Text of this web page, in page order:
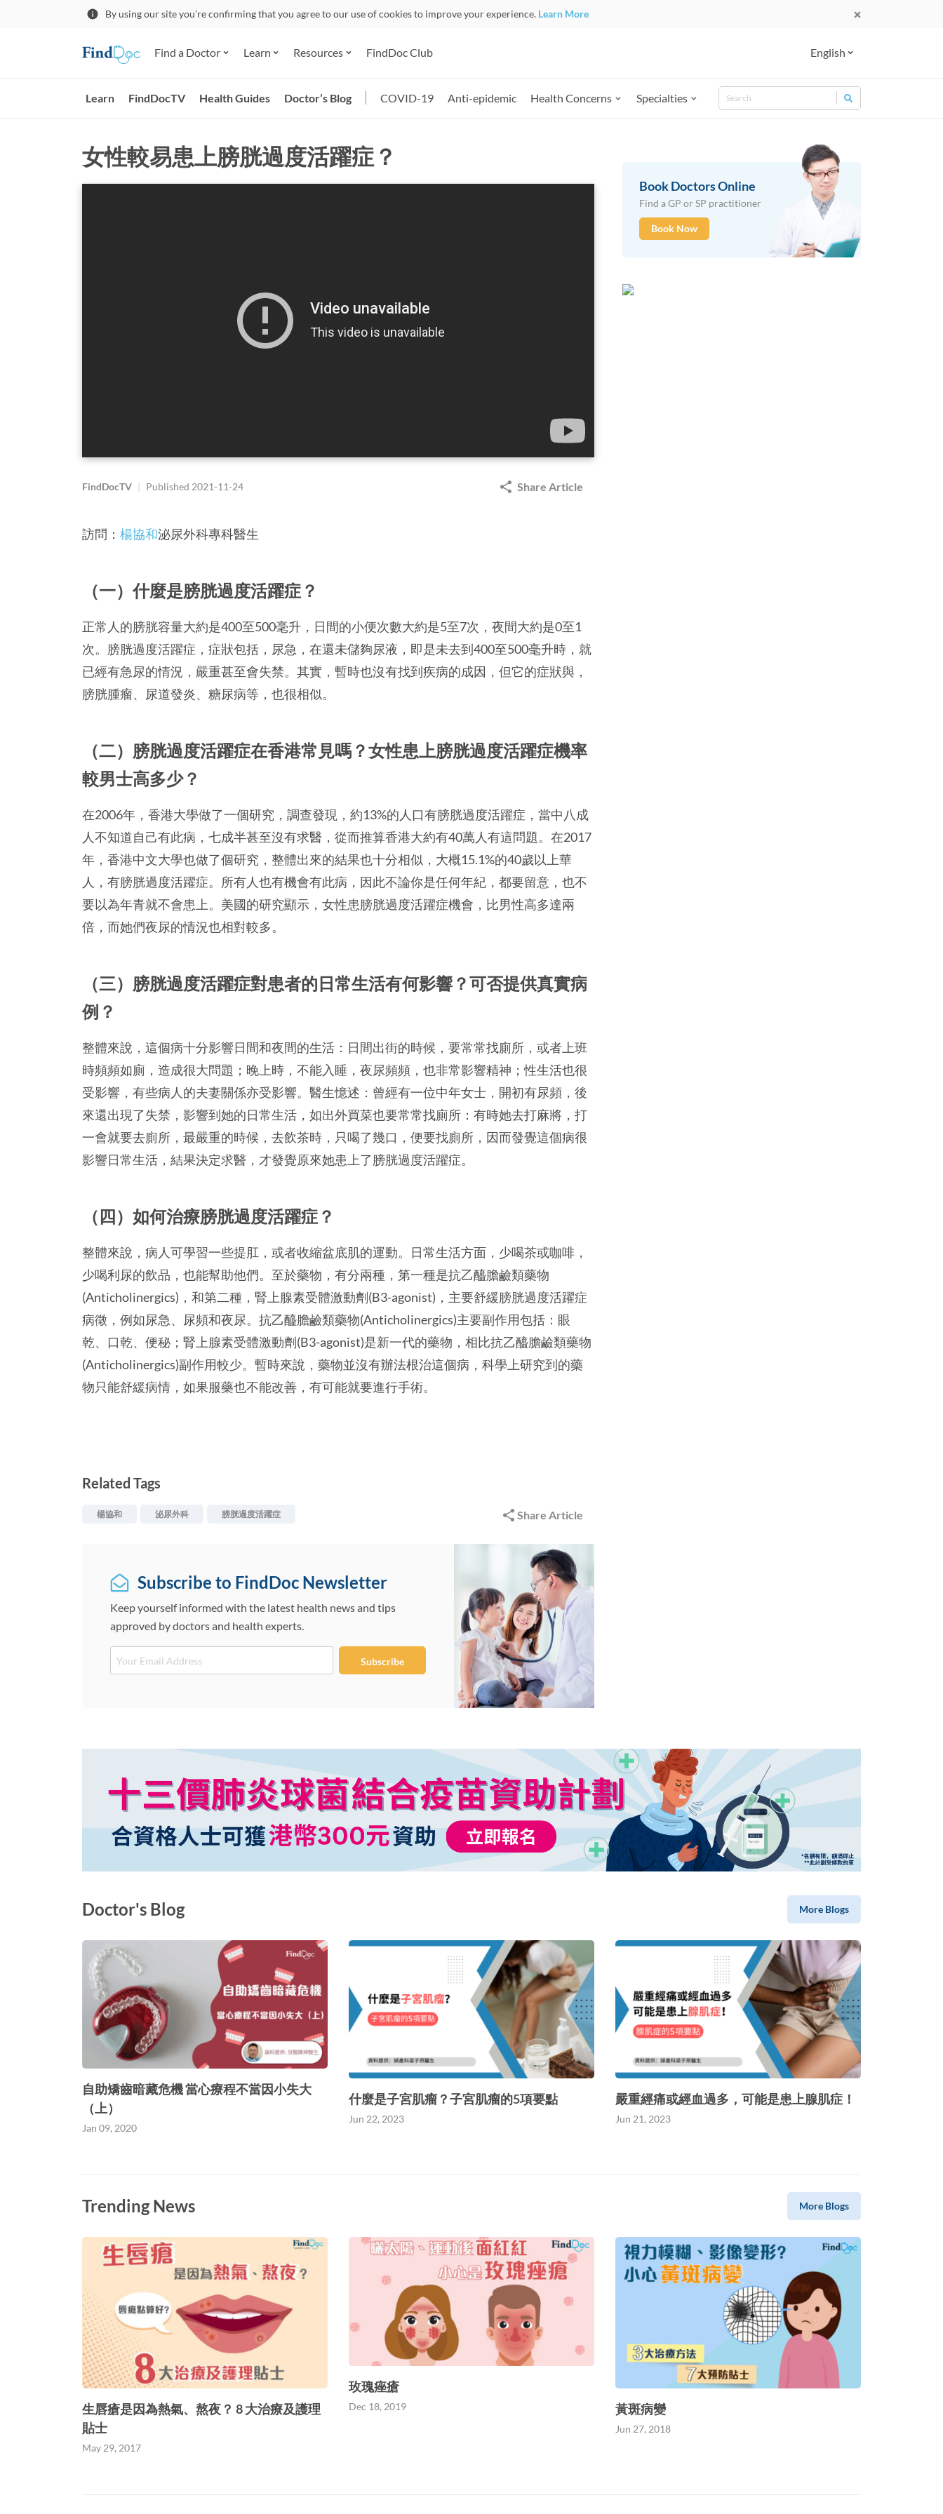
By using our site you’re confirming that you agree to our use of cookies to improve your experience. Learn More
Find a Doctor Learn Resources FindDoc Club English
Learn FindDocTV Health Guides Doctor’s Blog COVID-19 Anti-epidemic Health Concerns Specialties
Search for:
Search
女性較易患上膀胱過度活躍症？
FindDocTV | Published 2021-11-24 Share Article
訪問： 楊協和泌尿外科專科醫生
（一）什麼是膀胱過度活躍症？
正常人的膀胱容量大約是400至500毫升，日間的小便次數大約是5至7次，夜間大約是0至1
次。膀胱過度活躍症，症狀包括，尿急，在還未儲夠尿液，即是未去到400至500毫升時，就
已經有急尿的情況，嚴重甚至會失禁。其實，暫時也沒有找到疾病的成因，但它的症狀與，
膀胱腫瘤、尿道發炎、糖尿病等，也很相似。
（二）膀胱過度活躍症在香港常見嗎？女性患上膀胱過度活躍症機率
較男士高多少？
在2006年，香港大學做了一個研究，調查發現，約13%的人口有膀胱過度活躍症，當中八成
人不知道自己有此病，七成半甚至沒有求醫，從而推算香港大約有40萬人有這問題。在2017
年，香港中文大學也做了個研究，整體出來的結果也十分相似，大概15.1%的40歲以上華
人，有膀胱過度活躍症。所有人也有機會有此病，因此不論你是任何年紀，都要留意，也不
要以為年青就不會患上。美國的研究顯示，女性患膀胱過度活躍症機會，比男性高多達兩
倍，而她們夜尿的情況也相對較多。
（三）膀胱過度活躍症對患者的日常生活有何影響？可否提供真實病
例？
整體來說，這個病十分影響日間和夜間的生活：日間出街的時候，要常常找廁所，或者上班
時頻頻如廁，造成很大問題；晚上時，不能入睡，夜尿頻頻，也非常影響精神；性生活也很
受影響，有些病人的夫妻關係亦受影響。醫生憶述：曾經有一位中年女士，開初有尿頻，後
來還出現了失禁，影響到她的日常生活，如出外買菜也要常常找廁所：有時她去打麻將，打
一會就要去廁所，最嚴重的時候，去飲茶時，只喝了幾口，便要找廁所，因而發覺這個病很
影響日常生活，結果決定求醫，才發覺原來她患上了膀胱過度活躍症。
（四）如何治療膀胱過度活躍症？
整體來說，病人可學習一些提肛，或者收縮盆底肌的運動。日常生活方面，少喝茶或咖啡，
少喝利尿的飲品，也能幫助他們。至於藥物，有分兩種，第一種是抗乙醯膽鹼類藥物
(Anticholinergics)，和第二種，腎上腺素受體激動劑(B3-agonist)，主要舒緩膀胱過度活躍症
病徵，例如尿急、尿頻和夜尿。抗乙醯膽鹼類藥物(Anticholinergics)主要副作用包括：眼
乾、口乾、便秘；腎上腺素受體激動劑(B3-agonist)是新一代的藥物，相比抗乙醯膽鹼類藥物
(Anticholinergics)副作用較少。暫時來說，藥物並沒有辦法根治這個病，科學上研究到的藥
物只能舒緩病情，如果服藥也不能改善，有可能就要進行手術。
Related Tags
楊協和 泌尿外科 膀胱過度活躍症 Share Article
Subscribe to FindDoc Newsletter
Keep yourself informed with the latest health news and tips
approved by doctors and health experts.
Subscribe
Book Doctors Online
Find a GP or SP practitioner
Book Now
Doctor's Blog More Blogs
自助矯齒暗藏危機 當心療程不當因小失大
（上）
Jan 09, 2020
什麼是子宮肌瘤？子宮肌瘤的5項要點
Jun 22, 2023
嚴重經痛或經血過多，可能是患上腺肌症！
Jun 21, 2023
Trending News More Blogs
生唇瘡是因為熱氣、熬夜？ 8 大治療及護理
貼士
May 29, 2017
玫瑰痤瘡
Dec 18, 2019 黃斑病變
Jun 27, 2018